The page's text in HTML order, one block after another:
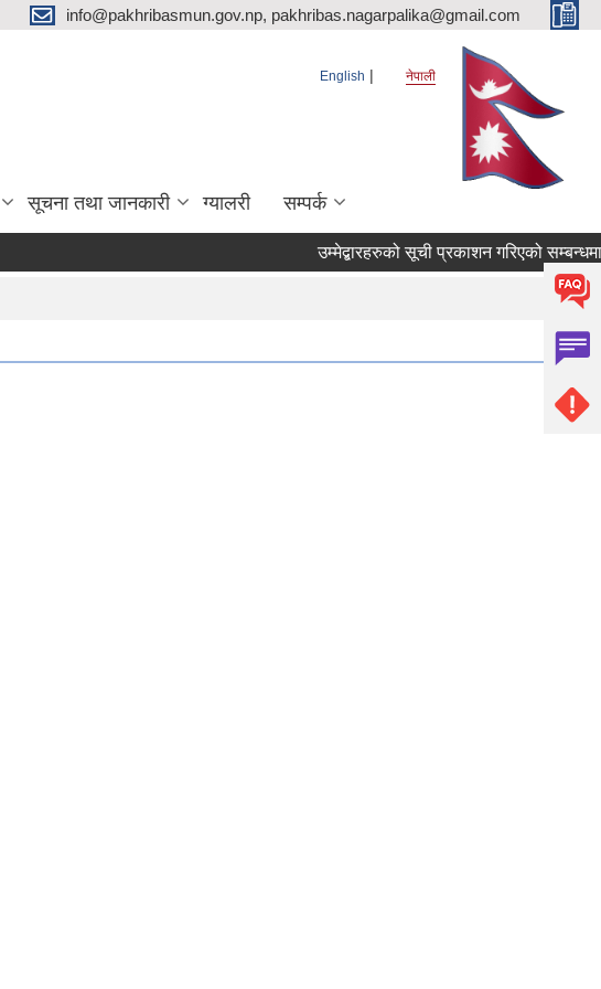
info@pakhribasmun.gov.np, pakhribas.nagarpalika@gmail.com
English नेपाली
सूचना तथा जानकारी ग्यालरी सम्पर्क
उम्मेद्बारहरुको सूची प्रकाशन गरिएको सम्बन्धमा